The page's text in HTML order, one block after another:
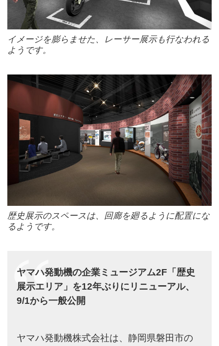
イメージを膨らませた、レーサー展示も行なわれる
ようです。
歴史展示のスペースは、回廊を廻るように配置にな
るようです。
ヤマハ発動機の企業ミュージアム2F「歴史
展示エリア」を12年ぶりにリニューアル、
9/1から一般公開
ヤマハ発動機株式会社は、静岡県磐田市の